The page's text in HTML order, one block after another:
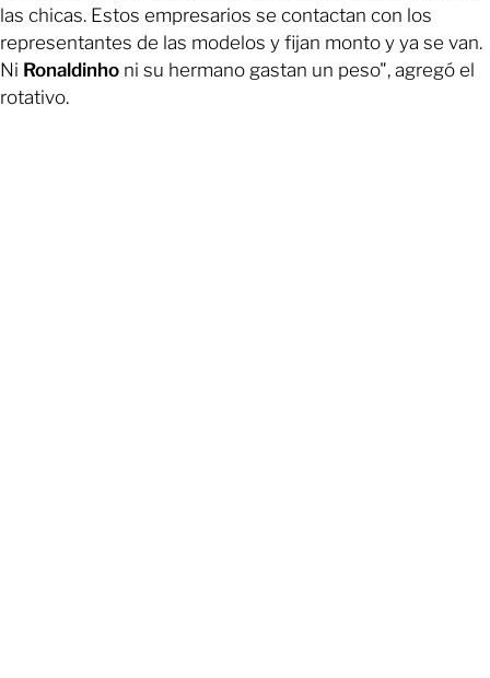
las chicas. Estos empresarios se contactan con los
representantes de las modelos y fijan monto y ya se van.
Ni Ronaldinho ni su hermano gastan un peso", agregó el
rotativo.